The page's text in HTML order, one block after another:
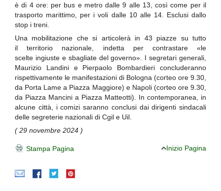
è di 4 ore: per bus e metro dalle 9 alle 13, così come per il
trasporto marittimo, per i voli dalle 10 alle 14. Esclusi dallo
stop i treni.
Una mobilitazione che si articolerà in 43 piazze su tutto
il territorio nazionale, indetta per contrastare «le
scelte ingiuste e sbagliate del governo». I segretari generali,
Maurizio Landini e Pierpaolo Bombardieri concluderanno
rispettivamente le manifestazioni di Bologna (corteo ore 9.30,
da Porta Lame a Piazza Maggiore) e Napoli (corteo ore 9.30,
da Piazza Mancini a Piazza Matteotti). In contemporanea, in
alcune città, i comizi saranno conclusi dai dirigenti sindacali
delle segreterie nazionali di Cgil e Uil.
( 29 novembre 2024 )
Stampa Pagina Inizio Pagina